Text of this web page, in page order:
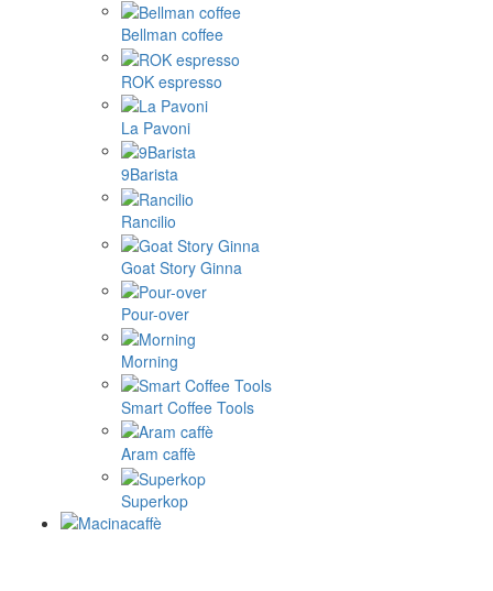
Bellman coffee
ROK espresso
La Pavoni
9Barista
Rancilio
Goat Story Ginna
Pour-over
Morning
Smart Coffee Tools
Aram caffè
Superkop